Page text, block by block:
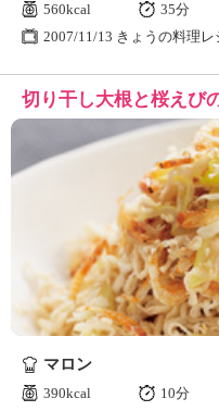
560kcal
35分
2007/11/13 きょうの料理レ
切り干し大根と桜えび
マロン
390kcal
10分